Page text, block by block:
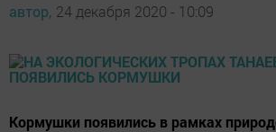
автор, 24 декабря 2020 - 10:09
Кормушки появились в рамках